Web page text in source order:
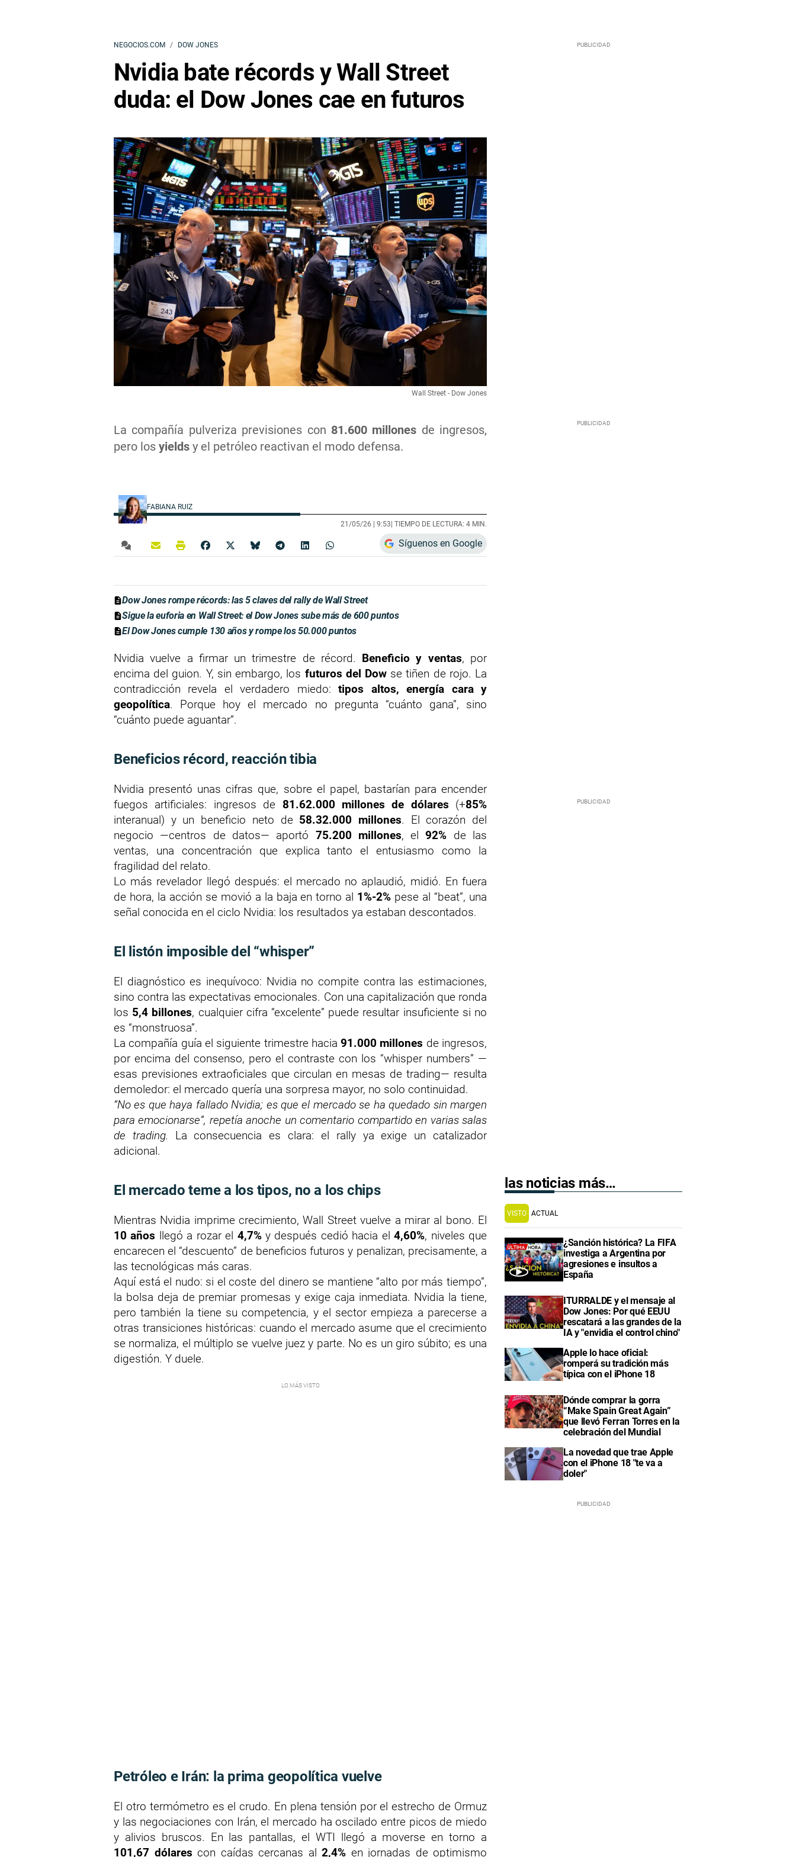
NEGOCIOS.COM DOW JONES
Nvidia bate récords y Wall Street
duda: el Dow Jones cae en futuros
La compañía pulveriza previsiones con 81.600 millones de ingresos,
pero los yields y el petróleo reactivan el modo defensa.
Wall Street - Dow Jones
FABIANA RUIZ
21/05/26 | 9:53 | TIEMPO DE LECTURA: 4 MIN.
Síguenos en Google
Dow Jones rompe récords: las 5 claves del rally de Wall Street
Sigue la euforia en Wall Street: el Dow Jones sube más de 600 puntos
El Dow Jones cumple 130 años y rompe los 50.000 puntos
Nvidia vuelve a firmar un trimestre de récord. Beneficio y ventas, por
encima del guion. Y, sin embargo, los futuros del Dowse tiñen de rojo. La
contradicción revela el verdadero miedo:tipos altos, energía cara y
geopolítica. Porque hoy el mercado no pregunta “cuánto gana”, sino
“cuánto puede aguantar”.
Beneficios récord, reacción tibia
Nvidia presentó unas cifras que, sobre el papel, bastarían para encender
fuegos artificiales: ingresos de 81.62.000 millones de dólares (+85%
interanual) y un beneficio neto de 58.32.000 millones. El corazón del
negocio —centros de datos— aportó 75.200 millones, el92% de las
ventas, una concentración que explica tanto el entusiasmo como la
fragilidad del relato.
Lo más revelador llegó después: el mercado no aplaudió, midió. En fuera
de hora, la acción se movió a la baja en torno al 1%-2% pese al “beat”, una
señal conocida en el ciclo Nvidia: los resultados ya estaban descontados.
El listón imposible del “whisper”
El diagnóstico es inequívoco: Nvidia no compite contra las estimaciones,
sino contra las expectativas emocionales. Con una capitalización que ronda
los 5,4 billones, cualquier cifra “excelente” puede resultar insuficiente si no
es “monstruosa”.
La compañía guía el siguiente trimestre hacia91.000 millones de ingresos,
por encima del consenso, pero el contraste con los “whisper numbers” —
esas previsiones extraoficiales que circulan en mesas de trading— resulta
demoledor: el mercado quería una sorpresa mayor, no solo continuidad.
“No es que haya fallado Nvidia; es que el mercado se ha quedado sin margen
para emocionarse”, repetía anoche un comentario compartido en varias salas
de trading. La consecuencia es clara: el rally ya exige un catalizador
adicional.
El mercado teme a los tipos, no a los chips
Mientras Nvidia imprime crecimiento, Wall Street vuelve a mirar al bono. El
10 años llegó a rozar el 4,7%y después cedió hacia el4,60%, niveles que
encarecen el “descuento” de beneficios futuros y penalizan, precisamente, a
las tecnológicas más caras.
Aquí está el nudo: si el coste del dinero se mantiene “alto por más tiempo”,
la bolsa deja de premiar promesas y exige caja inmediata. Nvidia la tiene,
pero también la tiene su competencia, y el sector empieza a parecerse a
otras transiciones históricas: cuando el mercado asume que el crecimiento
se normaliza, el múltiplo se vuelve juez y parte. No es un giro súbito; es una
digestión. Y duele.
Petróleo e Irán: la prima geopolítica vuelve
El otro termómetro es el crudo. En plena tensión por el estrecho de Ormuz
y las negociaciones con Irán, el mercado ha oscilado entre picos de miedo
y alivios bruscos. En las pantallas, el WTI llegó a moverse en torno a
101,67 dólares con caídas cercanas al 2,4% en jornadas de optimismo
las noticias más…
VISTO ACTUAL
¿Sanción histórica? La FIFA
investiga a Argentina por
agresiones e insultos a
España
ITURRALDE y el mensaje al
Dow Jones: Por qué EEUU
rescatará a las grandes de la
IA y "envidia el control chino"
Apple lo hace oficial:
romperá su tradición más
típica con el iPhone 18
Dónde comprar la gorra
“Make Spain Great Again”
que llevó Ferran Torres en la
celebración del Mundial
La novedad que trae Apple
con el iPhone 18 "te va a
doler"